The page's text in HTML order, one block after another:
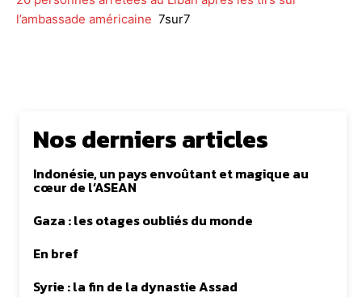
l’ambassade américaine 7sur7
Nos derniers articles
Indonésie, un pays envoûtant et magique au
cœur de l’ASEAN
Gaza : les otages oubliés du monde
En bref
Syrie : la fin de la dynastie Assad